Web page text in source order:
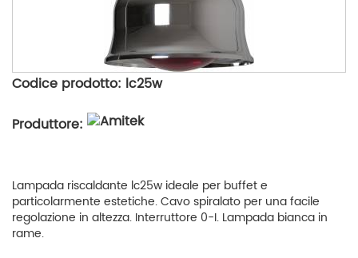
Codice prodotto: lc25w
Produttore:
Lampada riscaldante lc25w ideale per buffet e
particolarmente estetiche. Cavo spiralato per una facile
regolazione in altezza. Interruttore 0-I. Lampada bianca in
rame.